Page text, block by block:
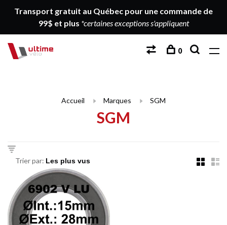
Transport gratuit au Québec pour une commande de
99$ et plus *certaines exceptions s'appliquent
0
Accueil Marques SGM
SGM
Trier par: